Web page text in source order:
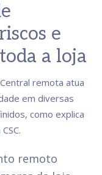
e
a loja
remota atua
em diversas
como explica
remoto